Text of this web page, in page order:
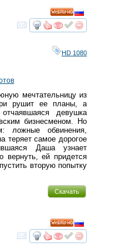
смотретьинтересует
HD
HD 1080
мечтательницу из
рушит ее планы, а
девушка
бизнесменом. Но
ложные обвинения,
теряет самое дорогое
Даша узнает
ей придется
вторую попытку
Скачать
смотретьинтересует
HD